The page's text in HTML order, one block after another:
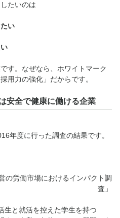
たいのは
い
す。なぜなら、ホワイトマーク
用力の強化」だからです。
安全で健康に働ける企業
年度に行った調査の結果です。
の労働市場におけるインパクト調
査」
生と就活を控えた学生を持つ